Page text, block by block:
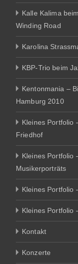
Kalle Kalima
Winding Road
Karolina
KBP-Trio beim
Kentonmania –
Hamburg 2010
Kleines Portfolio
Friedhof
Kleines Portfolio
Musikerporträts
Kleines Portfolio
Kleines Portfolio
Kontakt
Konzerte